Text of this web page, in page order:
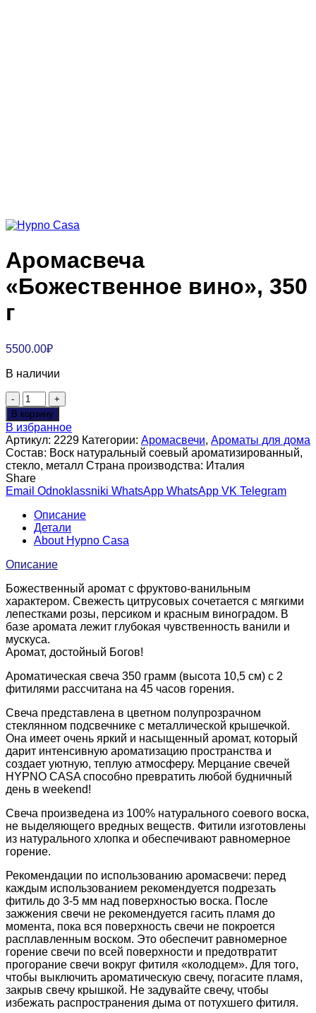
Аромасвеча
«Божественное вино», 350
г
5500.00₽
В наличии
Количество
товара
Аромасвеча
"Божественное
вино",
350
г
В корзину
В избранное
Артикул: 2229 Категории: Аромасвечи, Ароматы для дома
Состав: Воск натуральный соевый ароматизированный,
стекло, металл Страна производства: Италия
Share
Email Odnoklassniki WhatsApp WhatsApp VK Telegram
Описание
Детали
About Hypno Casa
Описание
Божественный аромат с фруктово-ванильным
характером. Свежесть цитрусовых сочетается с мягкими
лепестками розы, персиком и красным виноградом. В
базе аромата лежит глубокая чувственность ванили и
мускуса.
Аромат, достойный Богов!
Ароматическая свеча 350 грамм (высота 10,5 см) с 2
фитилями рассчитана на 45 часов горения.
Свеча представлена в цветном полупрозрачном
стеклянном подсвечнике с металлической крышечкой.
Она имеет очень яркий и насыщенный аромат, который
дарит интенсивную ароматизацию пространства и
создает уютную, теплую атмосферу. Мерцание свечей
HYPNO CASA способно превратить любой будничный
день в weekend!
Свеча произведена из 100% натурального соевого воска,
не выделяющего вредных веществ. Фитили изготовлены
из натурального хлопка и обеспечивают равномерное
горение.
Рекомендации по использованию аромасвечи: перед
каждым использованием рекомендуется подрезать
фитиль до 3-5 мм над поверхностью воска. После
зажжения свечи не рекомендуется гасить пламя до
момента, пока вся поверхность свечи не покроется
расплавленным воском. Это обеспечит равномерное
горение свечи по всей поверхности и предотвратит
прогорание свечи вокруг фитиля «колодцем». Для того,
чтобы выключить ароматическую свечу, погасите пламя,
закрыв свечу крышкой. Не задувайте свечу, чтобы
избежать распространения дыма от потухшего фитиля.